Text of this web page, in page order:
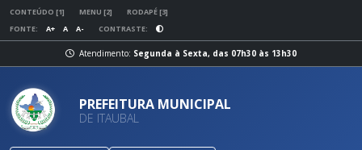
CONTEÚDO [1] MENU [2]
RODAPÉ [3]
FONTE:
A+ A A- CONTRASTE:
Atendimento: Segunda à Sexta, das 07h30 às 13h30
PREFEITURA MUNICIPAL
DE ITAUBAL